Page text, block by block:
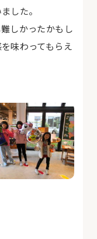
した。
しかったかもし
味わってもらえ